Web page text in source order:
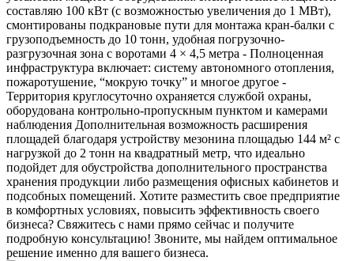
составляю 100 кВт (с возможностью увеличения до 1 МВт),
смонтированы подкрановые пути для монтажа кран-балки с
грузоподъемность до 10 тонн, удобная погрузочно-
разгрузочная зона с воротами 4 × 4,5 метра - Полноценная
инфраструктура включает: систему автономного отопления,
пожаротушение, “мокрую точку” и многое другое -
Территория круглосуточно охраняется службой охраны,
оборудована контрольно-пропускным пунктом и камерами
наблюдения Дополнительная возможность расширения
площадей благодаря устройству мезонина площадью 144 м² с
нагрузкой до 2 тонн на квадратный метр, что идеально
подойдет для обустройства дополнительного пространства
хранения продукции либо размещения офисных кабинетов и
подсобных помещений. Хотите разместить свое предприятие
в комфортных условиях, повысить эффективность своего
бизнеса? Свяжитесь с нами прямо сейчас и получите
подробную консультацию! Звоните, мы найдем оптимальное
решение именно для вашего бизнеса.